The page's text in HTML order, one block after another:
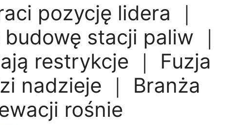
pozycję lidera ｜
stacji paliw ｜
restrykcje ｜ Fuzja
nadzieje ｜ Branża
rośnie